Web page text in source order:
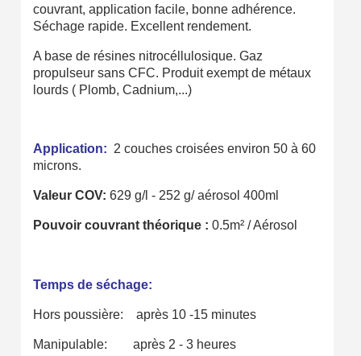
Réduction de 5€ sur la première commande
Inscription à la newsletter : 5€ de réduction
Votre devis en ligne en moins d'1 minute
Partagez vos créations et obtenez des bons d'achat
Livraison sous 24 h en France Métropolitaine
Retour produits sous 14 jours
Réduction de 5€ sur la première commande
couvrant, application facile, bonne adhérence.
Séchage rapide. Excellent rendement.
A base de résines nitrocéllulosique. Gaz
propulseur sans CFC. Produit exempt de métaux
lourds ( Plomb, Cadnium,...)
Application: 2 couches croisées environ 50 à 60
microns.
Valeur COV: 629 g/l - 252 g/ aérosol 400ml
Pouvoir couvrant théorique : 0.5m² / Aérosol
Temps de séchage:
Hors poussière: après 10 -15 minutes
Manipulable: après 2 - 3 heures